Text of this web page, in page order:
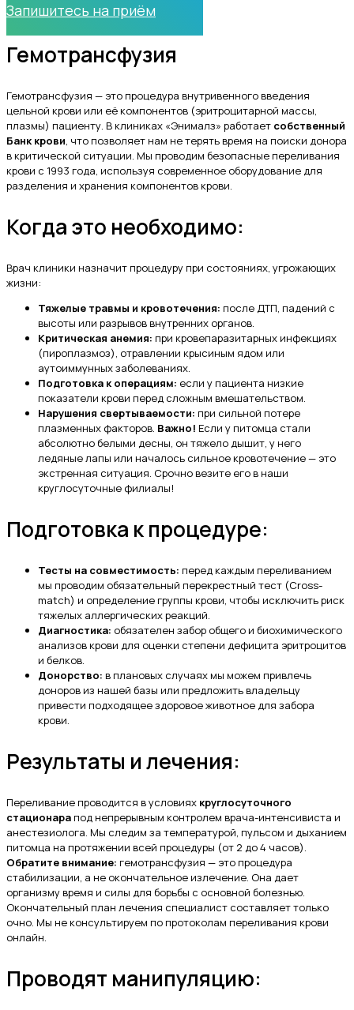
Запишитесь на приём
Гемотрансфузия
Гемотрансфузия — это процедура внутривенного введения
цельной крови или её компонентов (эритроцитарной массы,
плазмы) пациенту. В клиниках «Энималз» работает собственный
Банк крови, что позволяет нам не терять время на поиски донора
в критической ситуации. Мы проводим безопасные переливания
крови с 1993 года, используя современное оборудование для
разделения и хранения компонентов крови.
Когда это необходимо:
Врач клиники назначит процедуру при состояниях, угрожающих
жизни:
Тяжелые травмы и кровотечения: после ДТП, падений с
высоты или разрывов внутренних органов.
Критическая анемия: при кровепаразитарных инфекциях
(пироплазмоз), отравлении крысиным ядом или
аутоиммунных заболеваниях.
Подготовка к операциям: если у пациента низкие
показатели крови перед сложным вмешательством.
Нарушения свертываемости: при сильной потере
плазменных факторов. Важно! Если у питомца стали
абсолютно белыми десны, он тяжело дышит, у него
ледяные лапы или началось сильное кровотечение — это
экстренная ситуация. Срочно везите его в наши
круглосуточные филиалы!
Подготовка к процедуре:
Тесты на совместимость: перед каждым переливанием
мы проводим обязательный перекрестный тест (Cross-
match) и определение группы крови, чтобы исключить риск
тяжелых аллергических реакций.
Диагностика: обязателен забор общего и биохимического
анализов крови для оценки степени дефицита эритроцитов
и белков.
Донорство: в плановых случаях мы можем привлечь
доноров из нашей базы или предложить владельцу
привести подходящее здоровое животное для забора
крови.
Результаты и лечения:
Переливание проводится в условиях круглосуточного
стационарапод непрерывным контролем врача-интенсивиста и
анестезиолога. Мы следим за температурой, пульсом и дыханием
питомца на протяжении всей процедуры (от 2 до 4 часов).
Обратите внимание: гемотрансфузия — это процедура
стабилизации, а не окончательное излечение. Она дает
организму время и силы для борьбы с основной болезнью.
Окончательный план лечения специалист составляет только
очно. Мы не консультируем по протоколам переливания крови
онлайн.
Проводят манипуляцию: